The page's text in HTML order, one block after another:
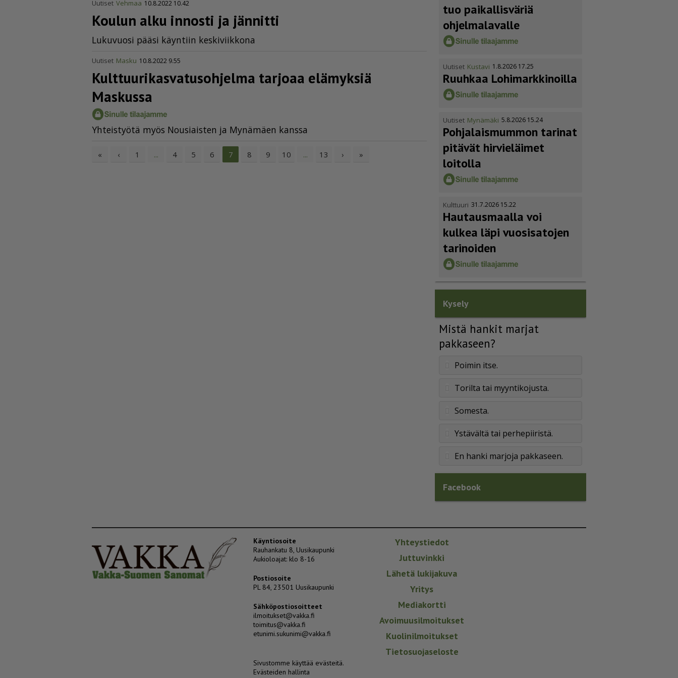
Uutiset Vehmaa 10.8.2022 10.42
Koulun alku innosti ja jännitti
Lu­ku­vuo­si pää­si käyn­tiin kes­ki­viik­ko­na
Uutiset Masku 10.8.2022 9.55
Kulttuu­ri­kas­va­tu­soh­jelma tarjoaa elämyksiä
Maskussa
Yh­teis­työ­tä myös Nou­si­ais­ten ja My­nä­mä­en kans­sa
« ‹ 1 ... 4 5 6 7 8 9 10 ... 13 › »
tuo paikallisväriä
ohjelmalavalle
Uutiset Kustavi 1.8.2026 17.25
Ruuhkaa Lohimark­ki­noilla
Uutiset Mynämäki 5.8.2026 15.24
Pohja­lais­mummon tarinat
pitävät hirvieläimet
loitolla
Kulttuuri 31.7.2026 15.22
Hautausmaalla voi
kulkea läpi vuosisatojen
tarinoiden
Kysely
Mistä hankit marjat
pakkaseen?
Poimin itse.
Torilta tai myyntikojusta.
Somesta.
Ystävältä tai perhepiiristä.
En hanki marjoja pakkaseen.
Facebook
Käyntiosoite
Rauhankatu 8, Uusikaupunki
Aukioloajat: klo 8-16
Postiosoite
PL 84, 23501 Uusikaupunki
Sähköpostiosoitteet
ilmoitukset@vakka.fi
toimitus@vakka.fi
etunimi.sukunimi@vakka.fi
Sivustomme käyttää evästeitä.
Evästeiden hallinta
Yhteystiedot
Juttuvinkki
Lähetä lukijakuva
Yritys
Mediakortti
Avoimuusilmoitukset
Kuolinilmoitukset
Tietosuojaseloste